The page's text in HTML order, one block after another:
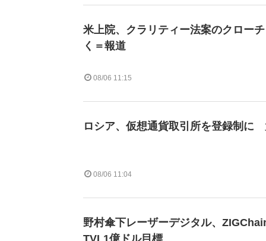
米上院、クラリティー法案のクロー
く＝報道
08/06 11:15
ロシア、仮想通貨取引所を登録制に
08/06 11:04
野村傘下レーザーデジタル、